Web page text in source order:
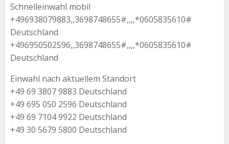
Schnelleinwahl mobil
+496938079883,,3698748655#,,,,*0605835610#
Deutschland
+496950502596,,3698748655#,,,,*0605835610#
Deutschland
Einwahl nach aktuellem Standort
+49 69 3807 9883 Deutschland
+49 695 050 2596 Deutschland
+49 69 7104 9922 Deutschland
+49 30 5679 5800 Deutschland